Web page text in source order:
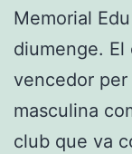
Memorial
diumenge. El
vencedor
masculina
club que va